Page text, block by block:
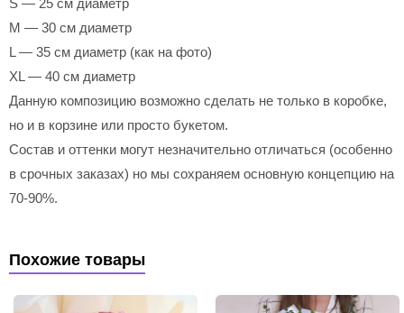
S — 25 см диаметр
M — 30 см диаметр
L — 35 см диаметр (как на фото)
XL — 40 см диаметр
Данную композицию возможно сделать не только в коробке,
но и в корзине или просто букетом.
Состав и оттенки могут незначительно отличаться (особенно
в срочных заказах) но мы сохраняем основную концепцию на
70-90%.
Похожие товары